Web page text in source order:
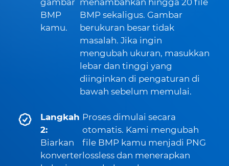
gambar
BMP
kamu.
menambahkan hingga 20 file
BMP sekaligus. Gambar
berukuran besar tidak
masalah. Jika ingin
mengubah ukuran, masukkan
lebar dan tinggi yang
diinginkan di pengaturan di
bawah sebelum memulai.
Langkah
2:
Biarkan
konverter
Proses dimulai secara
otomatis. Kami mengubah
file BMP kamu menjadi PNG
lossless dan menerapkan